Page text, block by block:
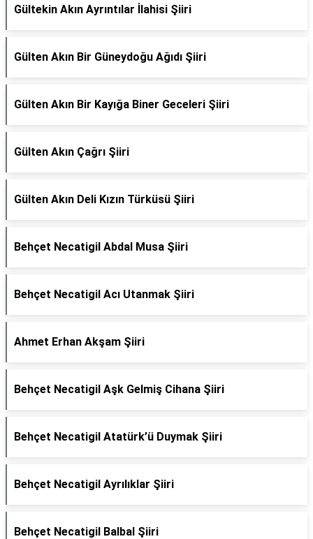
Gültekin Akın Ayrıntılar İlahisi Şiiri
Gülten Akın Bir Güneydoğu Ağıdı Şiiri
Gülten Akın Bir Kayığa Biner Geceleri Şiiri
Gülten Akın Çağrı Şiiri
Gülten Akın Deli Kızın Türküsü Şiiri
Behçet Necatigil Abdal Musa Şiiri
Behçet Necatigil Acı Utanmak Şiiri
Ahmet Erhan Akşam Şiiri
Behçet Necatigil Aşk Gelmiş Cihana Şiiri
Behçet Necatigil Atatürk’ü Duymak Şiiri
Behçet Necatigil Ayrılıklar Şiiri
Behçet Necatigil Balbal Şiiri